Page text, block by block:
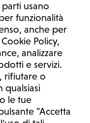
usano
funzionalità
anche per
Policy,
analizzare
e servizi.
rifiutare o
qualsiasi
le tue
"Accetta
sono un consulto medico.
un consulto, una
si devono considerare
per la formulazione di
o l'assunzione o
consultare un medico di
|Gestione Cookie